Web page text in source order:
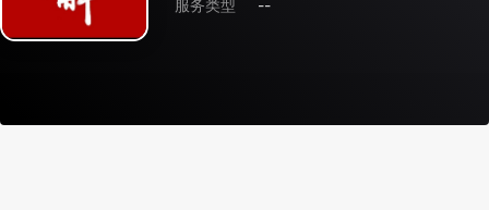
服务类型
--